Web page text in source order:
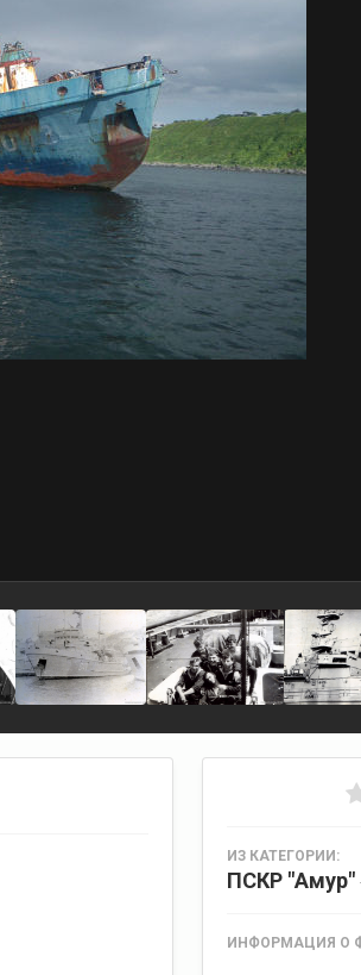
ИЗ КАТЕГОРИИ:
ПСКР "Амур"
ИНФОРМАЦИЯ О